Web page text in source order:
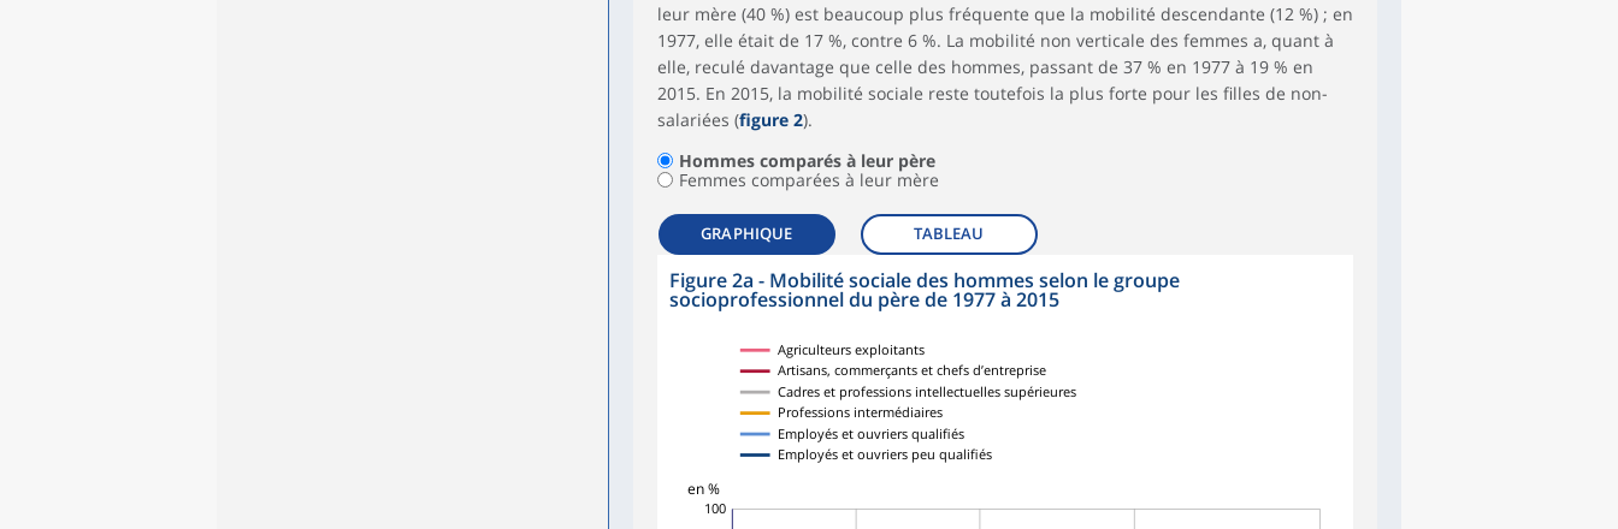
leur mère (40 %) est beaucoup plus fréquente que la mobilité descendante (12 %) ; en
1977, elle était de 17 %, contre 6 %. La mobilité non verticale des femmes a, quant à
elle, reculé davantage que celle des hommes, passant de 37 % en 1977 à 19 % en
2015. En 2015, la mobilité sociale reste toutefois la plus forte pour les filles de non-
salariées (figure 2).
Hommes comparés à leur père
Femmes comparées à leur mère
GRAPHIQUE TABLEAU
Figure 2a - Mobilité sociale des hommes selon le groupe
socioprofessionnel du père de 1977 à 2015
100
en %
Agriculteurs exploitants
Artisans, commerçants et chefs d’entreprise
Cadres et professions intellectuelles supérieures
Professions intermédiaires
Employés et ouvriers qualifiés
Employés et ouvriers peu qualifiés